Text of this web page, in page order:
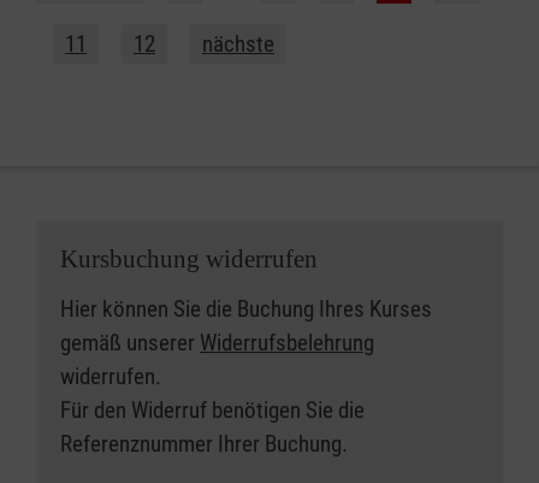
11 12 nächste
Kursbuchung widerrufen
Hier können Sie die Buchung Ihres Kurses
gemäß unserer Widerrufsbelehrung
widerrufen.
Für den Widerruf benötigen Sie die
Referenznummer Ihrer Buchung.